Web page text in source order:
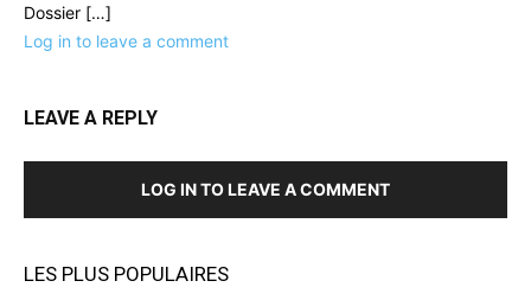
Dossier […]
Log in to leave a comment
LEAVE A REPLY
LOG IN TO LEAVE A COMMENT
LES PLUS POPULAIRES